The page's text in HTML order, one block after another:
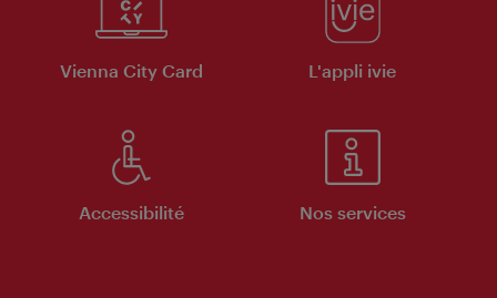
Vienna City Card L'appli ivie
Accessibilité Nos services